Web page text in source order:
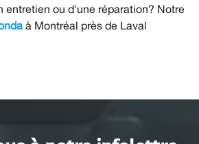
entretien ou d'une réparation? Notre
à Montréal près de Laval